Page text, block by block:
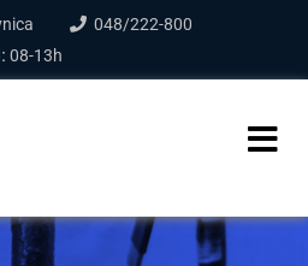
048/222-800
08-13h